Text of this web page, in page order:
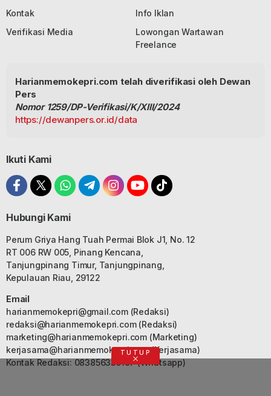
Kontak
Info Iklan
Verifikasi Media
Lowongan Wartawan
Freelance
Harianmemokepri.com telah diverifikasi oleh Dewan
Pers
Nomor 1259/DP-Verifikasi/K/XIII/2024
https://dewanpers.or.id/data
Ikuti Kami
Hubungi Kami
Perum Griya Hang Tuah Permai Blok J1, No. 12
RT 006 RW 005, Pinang Kencana,
Tanjungpinang Timur, Tanjungpinang,
Kepulauan Riau, 29122
Email
harianmemokepri@gmail.com(Redaksi)
redaksi@harianmemokepri.com(Redaksi)
marketing@harianmemokepri.com(Marketing)
kerjasama@harianmemokepri.com(Kerjasama)
Kontak Redaksi: 083856335187 (Whatsapp)
TUTUP